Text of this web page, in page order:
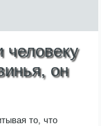
человеку
он
то, что